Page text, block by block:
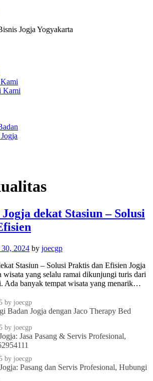
Jogja Yogyakarta
Kami
Jogja dekat Stasiun – Solusi
30, 2024 by joecgp
Stasiun – Solusi Praktis dan Efisien Jogja
wisata yang selalu ramai dikunjungi turis dari
Ada banyak tempat wisata yang menarik…
by joecgp
Badan Jogja dengan Jaco Therapy Bed
by joecgp
Jasa Pasang & Servis Profesional,
by joecgp
Pasang dan Servis Profesional, Hubungi